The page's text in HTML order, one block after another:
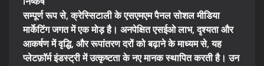
सम्पूर्ण रूप से, क्रेस्सिटाली के एसएमएम पैनल सोशल मीडिया
मार्केटिंग जगत में एक मोड़ है। अनपेक्षित एसईओ लाभ, दृश्यता और
आकर्षण में वृद्धि, और रूपांतरण दरों को बढ़ाने के माध्यम से, यह
प्लेटफ़ॉर्म इंडस्ट्री में उत्कृष्टता के नए मानक स्थापित करती है। उन